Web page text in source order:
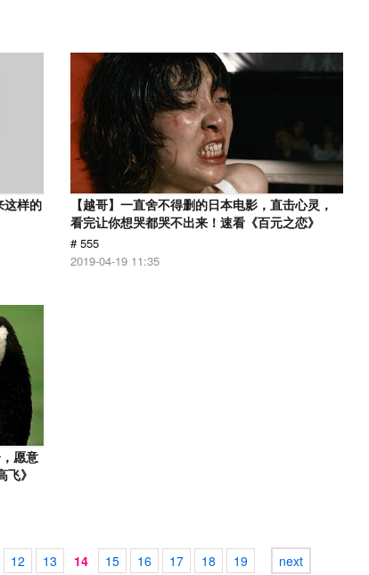
这样的
【越哥】一直舍不得删的日本电影，直击心灵，
看完让你想哭都哭不出来！速看《百元之恋》
# 555
2019-04-19 11:35
愿意
》
12 13 14 15 16 17 18 19 next